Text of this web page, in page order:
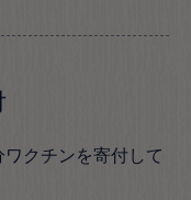
クチンを寄付して